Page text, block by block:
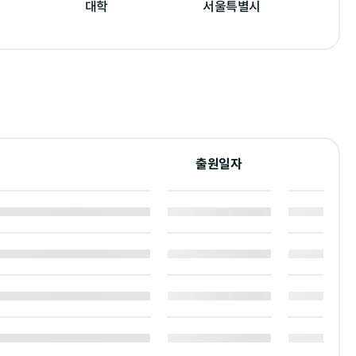
대학 서울특별시
출원일자